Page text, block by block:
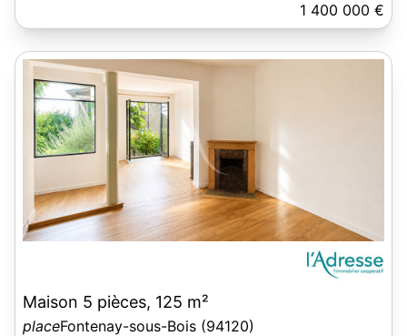
1 400 000 €
Maison 5 pièces, 125 m²
placeFontenay-sous-Bois (94120)